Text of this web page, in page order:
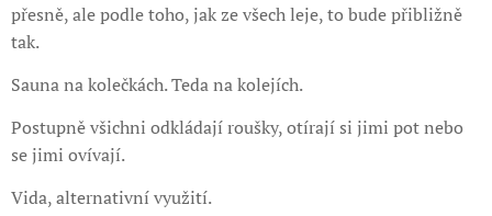
přesně, ale podle toho, jak ze všech leje, to bude přibližně
tak.
Sauna na kolečkách. Teda na kolejích.
Postupně všichni odkládají roušky, otírají si jimi pot nebo
se jimi ovívají.
Vida, alternativní využití.